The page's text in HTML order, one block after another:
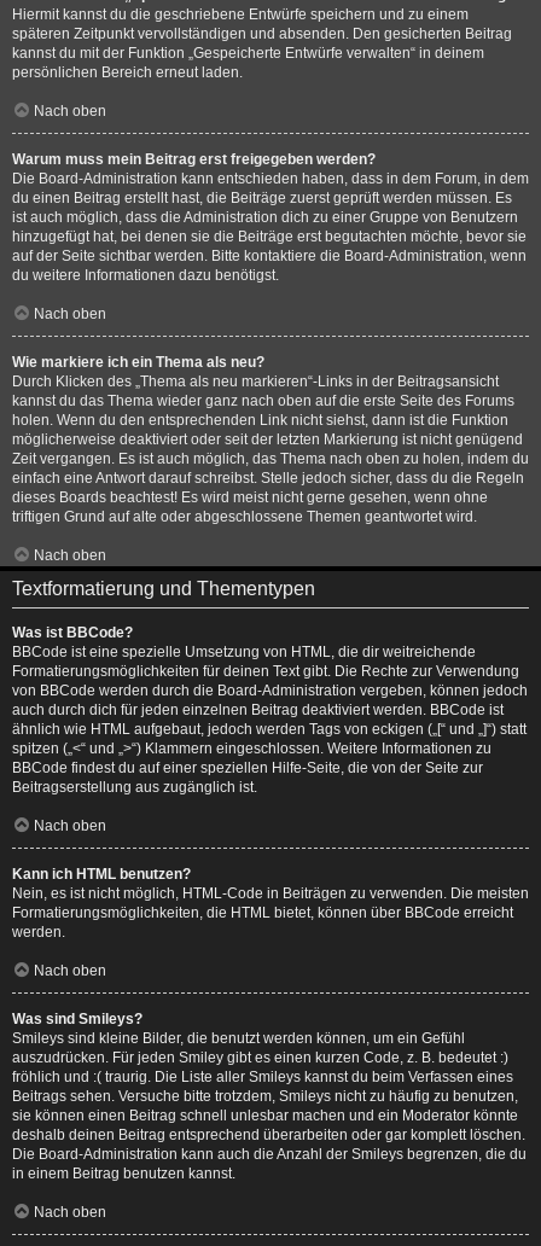
Hiermit kannst du die geschriebene Entwürfe speichern und zu einem
späteren Zeitpunkt vervollständigen und absenden. Den gesicherten Beitrag
kannst du mit der Funktion „Gespeicherte Entwürfe verwalten“ in deinem
persönlichen Bereich erneut laden.
Nach oben
Warum muss mein Beitrag erst freigegeben werden?
Die Board-Administration kann entschieden haben, dass in dem Forum, in dem
du einen Beitrag erstellt hast, die Beiträge zuerst geprüft werden müssen. Es
ist auch möglich, dass die Administration dich zu einer Gruppe von Benutzern
hinzugefügt hat, bei denen sie die Beiträge erst begutachten möchte, bevor sie
auf der Seite sichtbar werden. Bitte kontaktiere die Board-Administration, wenn
du weitere Informationen dazu benötigst.
Nach oben
Wie markiere ich ein Thema als neu?
Durch Klicken des „Thema als neu markieren“-Links in der Beitragsansicht
kannst du das Thema wieder ganz nach oben auf die erste Seite des Forums
holen. Wenn du den entsprechenden Link nicht siehst, dann ist die Funktion
möglicherweise deaktiviert oder seit der letzten Markierung ist nicht genügend
Zeit vergangen. Es ist auch möglich, das Thema nach oben zu holen, indem du
einfach eine Antwort darauf schreibst. Stelle jedoch sicher, dass du die Regeln
dieses Boards beachtest! Es wird meist nicht gerne gesehen, wenn ohne
triftigen Grund auf alte oder abgeschlossene Themen geantwortet wird.
Nach oben
Textformatierung und Thementypen
Was ist BBCode?
BBCode ist eine spezielle Umsetzung von HTML, die dir weitreichende
Formatierungsmöglichkeiten für deinen Text gibt. Die Rechte zur Verwendung
von BBCode werden durch die Board-Administration vergeben, können jedoch
auch durch dich für jeden einzelnen Beitrag deaktiviert werden. BBCode ist
ähnlich wie HTML aufgebaut, jedoch werden Tags von eckigen („[“ und „]“) statt
spitzen („<“ und „>“) Klammern eingeschlossen. Weitere Informationen zu
BBCode findest du auf einer speziellen Hilfe-Seite, die von der Seite zur
Beitragserstellung aus zugänglich ist.
Nach oben
Kann ich HTML benutzen?
Nein, es ist nicht möglich, HTML-Code in Beiträgen zu verwenden. Die meisten
Formatierungsmöglichkeiten, die HTML bietet, können über BBCode erreicht
werden.
Nach oben
Was sind Smileys?
Smileys sind kleine Bilder, die benutzt werden können, um ein Gefühl
auszudrücken. Für jeden Smiley gibt es einen kurzen Code, z. B. bedeutet :)
fröhlich und :( traurig. Die Liste aller Smileys kannst du beim Verfassen eines
Beitrags sehen. Versuche bitte trotzdem, Smileys nicht zu häufig zu benutzen,
sie können einen Beitrag schnell unlesbar machen und ein Moderator könnte
deshalb deinen Beitrag entsprechend überarbeiten oder gar komplett löschen.
Die Board-Administration kann auch die Anzahl der Smileys begrenzen, die du
in einem Beitrag benutzen kannst.
Nach oben